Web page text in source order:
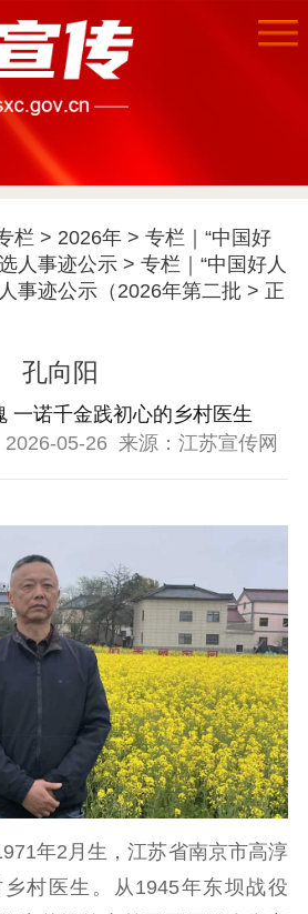
首页
公示公告
信息公开指南
政策法规
工作动态
理论武装
宣传宣讲 研究阐释
哲学社科
工作通知
成果集萃
资料下载
新闻宣传
栏 > 2026年> 专栏｜“中国好
人事迹公示> 专栏｜“中国好人
事迹公示（2026年第二批 > 正
孔向阳
一诺千金践初心的乡村医生
2026-05-26 来源：江苏宣传网
年2月生，江苏省南京市高淳
村医生。从1945年东坝战役